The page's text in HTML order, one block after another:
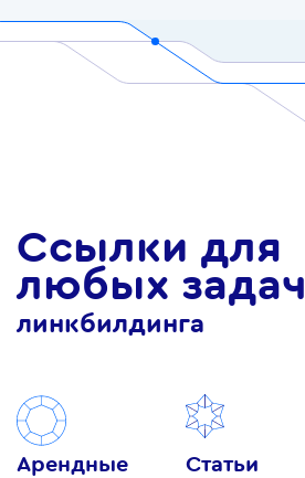
Ссылки для
любых задач
линкбилдинга
Арендные
Статьи